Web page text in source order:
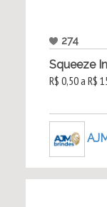
274
Squeeze
R$ 0,50 a R$